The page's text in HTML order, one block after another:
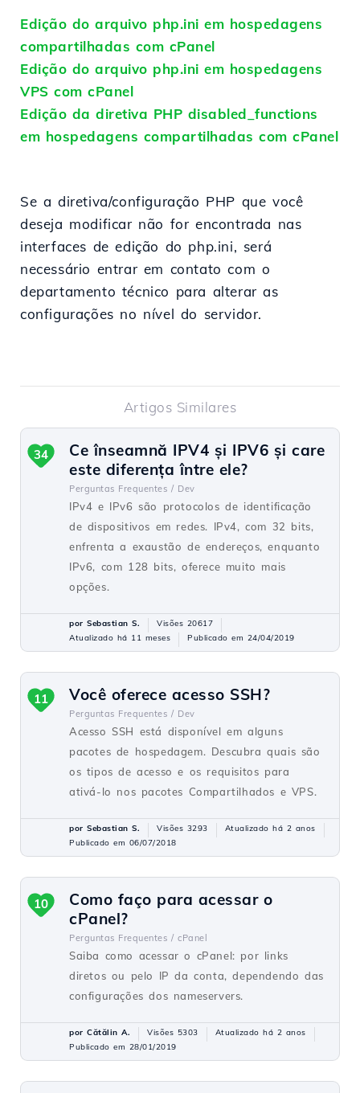
Edição do arquivo php.ini em hospedagens
compartilhadas com cPanel
Edição do arquivo php.ini em hospedagens
VPS com cPanel
Edição da diretiva PHP disabled_functions
em hospedagens compartilhadas com cPanel
Se a diretiva/configuração PHP que você
deseja modificar não for encontrada nas
interfaces de edição do php.ini, será
necessário entrar em contato com o
departamento técnico para alterar as
configurações no nível do servidor.
Artigos Similares
Ce înseamnă IPV4 și IPV6 și care
este diferența între ele?
Perguntas Frequentes / Dev
IPv4 e IPv6 são protocolos de identificação
de dispositivos em redes. IPv4, com 32 bits,
enfrenta a exaustão de endereços, enquanto
IPv6, com 128 bits, oferece muito mais
opções.
34
por Sebastian S.
Visões 20617
Atualizado há 11 meses
Publicado em 24/04/2019
Você oferece acesso SSH?
Perguntas Frequentes / Dev
Acesso SSH está disponível em alguns
pacotes de hospedagem. Descubra quais são
os tipos de acesso e os requisitos para
ativá-lo nos pacotes Compartilhados e VPS.
11
por Sebastian S. Visões 3293
Atualizado há 2 anos
Publicado em 06/07/2018
Como faço para acessar o
cPanel?
Perguntas Frequentes / cPanel
Saiba como acessar o cPanel: por links
diretos ou pelo IP da conta, dependendo das
configurações dos nameservers.
10
por Cătălin A. Visões 5303
Atualizado há 2 anos
Publicado em 28/01/2019